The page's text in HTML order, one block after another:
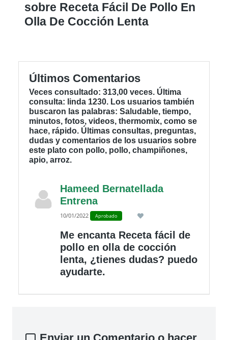
sobre Receta Fácil De Pollo En
Olla De Cocción Lenta
Últimos Comentarios
Veces consultado: 313,00 veces. Última
consulta: linda 1230. Los usuarios también
buscaron las palabras: Saludable, tiempo,
minutos, fotos, videos, thermomix, como se
hace, rápido. Últimas consultas, preguntas,
dudas y comentarios de los usuarios sobre
este plato con pollo, pollo, champiñones,
apio, arroz.
Hameed Bernatellada
Entrena
10/01/2022 Aprobado
Me encanta Receta fácil de
pollo en olla de cocción
lenta, ¿tienes dudas? puedo
ayudarte.